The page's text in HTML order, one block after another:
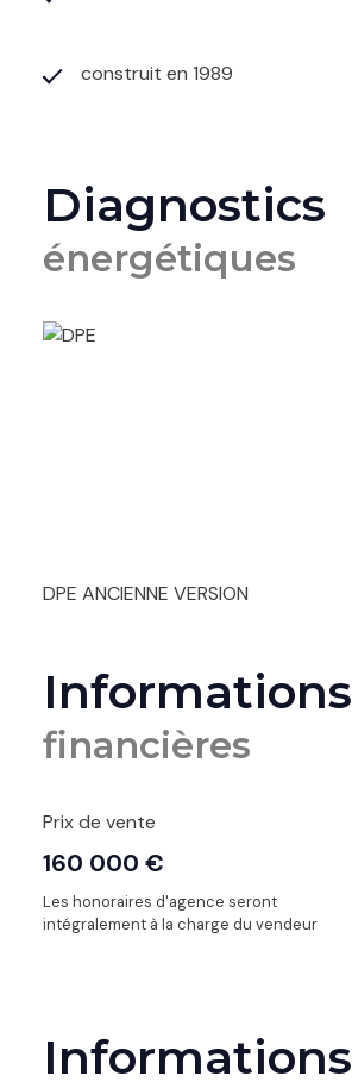
construit en 1989
Diagnostics
énergétiques
DPE ANCIENNE VERSION
Informations
financières
Prix de vente
160 000 €
Les honoraires d'agence seront
intégralement à la charge du vendeur
Informations